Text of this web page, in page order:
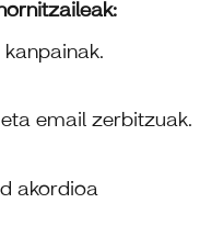
email zerbitzuak.
akordioa